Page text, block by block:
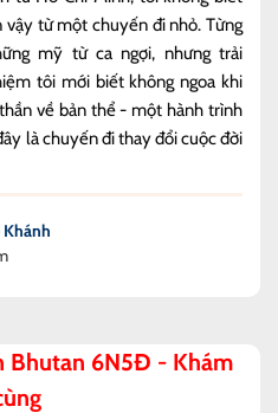
vậy từ một chuyến đi nhỏ. Từng
mỹ từ ca ngợi, nhưng trải
tôi mới biết không ngoa khi
về bản thể - một hành trình
là chuyến đi thay đổi cuộc đời
Bhutan 6N5Đ - Khám